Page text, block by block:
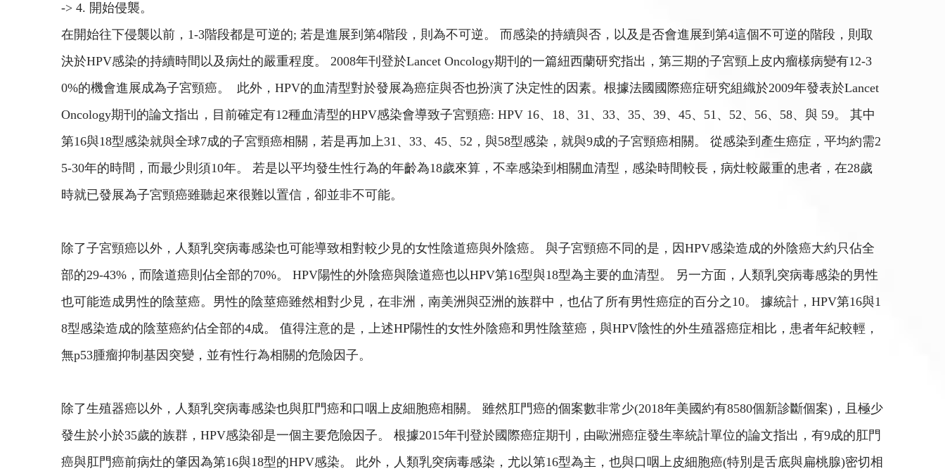
-> 4. 開始侵襲。
在開始往下侵襲以前，1-3階段都是可逆的; 若是進展到第4階段，則為不可逆。 而感染的持續與否，以及是否會進展到第4這個不可逆的階段，則取
決於HPV感染的持續時間以及病灶的嚴重程度。 2008年刊登於Lancet Oncology期刊的一篇紐西蘭研究指出，第三期的子宮頸上皮內瘤樣病變有12-3
0%的機會進展成為子宮頸癌。 此外，HPV的血清型對於發展為癌症與否也扮演了決定性的因素。根據法國國際癌症研究組織於2009年發表於Lancet
Oncology期刊的論文指出，目前確定有12種血清型的HPV感染會導致子宮頸癌: HPV 16、18、31、33、35、39、45、51、52、56、58、與 59。 其中
第16與18型感染就與全球7成的子宮頸癌相關，若是再加上31、33、45、52，與58型感染，就與9成的子宮頸癌相關。 從感染到產生癌症，平均約需2
5-30年的時間，而最少則須10年。 若是以平均發生性行為的年齡為18歲來算，不幸感染到相關血清型，感染時間較長，病灶較嚴重的患者，在28歲
時就已發展為子宮頸癌雖聽起來很難以置信，卻並非不可能。
除了子宮頸癌以外，人類乳突病毒感染也可能導致相對較少見的女性陰道癌與外陰癌。 與子宮頸癌不同的是，因HPV感染造成的外陰癌大約只佔全
部的29-43%，而陰道癌則佔全部的70%。 HPV陽性的外陰癌與陰道癌也以HPV第16型與18型為主要的血清型。 另一方面，人類乳突病毒感染的男性
也可能造成男性的陰莖癌。男性的陰莖癌雖然相對少見，在非洲，南美洲與亞洲的族群中，也佔了所有男性癌症的百分之10。 據統計，HPV第16與1
8型感染造成的陰莖癌約佔全部的4成。 值得注意的是，上述HP陽性的女性外陰癌和男性陰莖癌，與HPV陰性的外生殖器癌症相比，患者年紀較輕，
無p53腫瘤抑制基因突變，並有性行為相關的危險因子。
除了生殖器癌以外，人類乳突病毒感染也與肛門癌和口咽上皮細胞癌相關。 雖然肛門癌的個案數非常少(2018年美國約有8580個新診斷個案)，且極少
發生於小於35歲的族群，HPV感染卻是一個主要危險因子。 根據2015年刊登於國際癌症期刊，由歐洲癌症發生率統計單位的論文指出，有9成的肛門
癌與肛門癌前病灶的肇因為第16與18型的HPV感染。 此外，人類乳突病毒感染，尤以第16型為主，也與口咽上皮細胞癌(特別是舌底與扁桃腺)密切相